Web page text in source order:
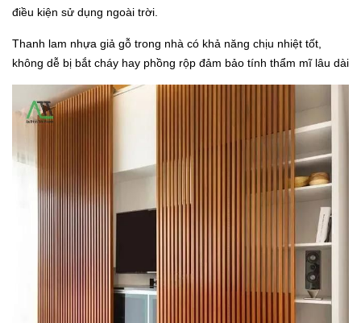
điều kiện sử dụng ngoài trời.
Thanh lam nhựa giả gỗ trong nhà có khả năng chịu nhiệt tốt,
không dễ bị bắt cháy hay phồng rộp đảm bảo tính thẩm mĩ lâu dài